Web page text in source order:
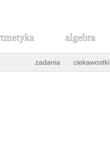
algebra
zadania ciekawostki